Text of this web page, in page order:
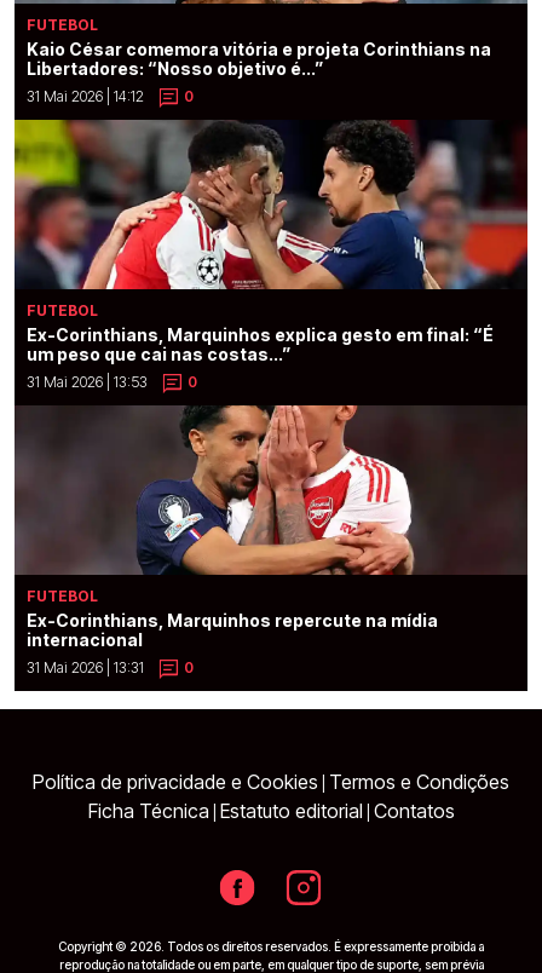
FUTEBOL
Kaio César comemora vitória e projeta Corinthians na
Libertadores: “Nosso objetivo é...”
31 Mai 2026 | 14:12 0
FUTEBOL
Ex-Corinthians, Marquinhos explica gesto em final: “É
um peso que cai nas costas...”
31 Mai 2026 | 13:53 0
FUTEBOL
Ex-Corinthians, Marquinhos repercute na mídia
internacional
31 Mai 2026 | 13:31 0
Política de privacidade e Cookies Termos e Condições
Ficha Técnica Estatuto editorial Contatos
Copyright © 2026. Todos os direitos reservados. É expressamente proibida a
reprodução na totalidade ou em parte, em qualquer tipo de suporte, sem prévia